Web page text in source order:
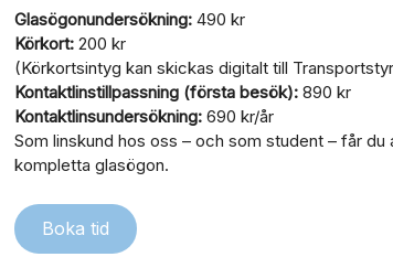
Glasögonundersökning: 490 kr
Körkort: 200 kr
(Körkortsintyg kan skickas digitalt till
Kontaktlinstillpassning (första besök): 890 kr
Kontaktlinsundersökning: 690 kr/år
Som linskund hos oss – och som student – får du
kompletta glasögon.
Boka tid